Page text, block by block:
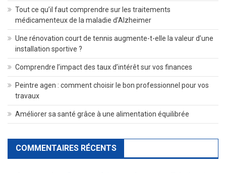
Tout ce qu’il faut comprendre sur les traitements
médicamenteux de la maladie d’Alzheimer
Une rénovation court de tennis augmente-t-elle la valeur d’une
installation sportive ?
Comprendre l’impact des taux d’intérêt sur vos finances
Peintre agen : comment choisir le bon professionnel pour vos
travaux
Améliorer sa santé grâce à une alimentation équilibrée
COMMENTAIRES RÉCENTS